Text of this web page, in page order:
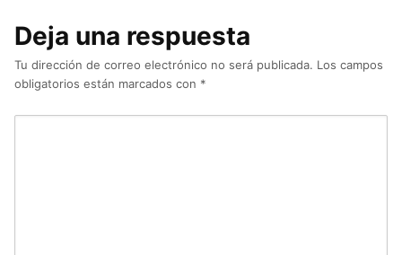
Deja una respuesta
Tu dirección de correo electrónico no será publicada. Los campos
obligatorios están marcados con *